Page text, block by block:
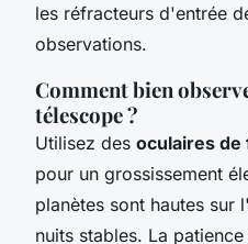
les réfracteurs d'entrée
observations.
Comment bien
télescope ?
Utilisez des oculaires de
pour un grossissement
planètes sont hautes sur
nuits stables. La